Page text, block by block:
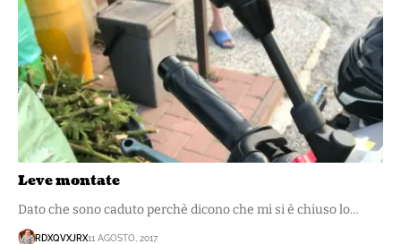
Leve montate
Dato che sono caduto perchè dicono che mi si è chiuso lo…
RDXQVXJRX11 AGOSTO, 2017